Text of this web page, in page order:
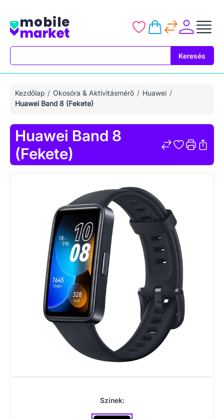
Keresés
Kezdőlap Okosóra & Aktivitásmérő
Huawei
Huawei Band 8 (Fekete)
Huawei Band 8
(Fekete)
Színek: